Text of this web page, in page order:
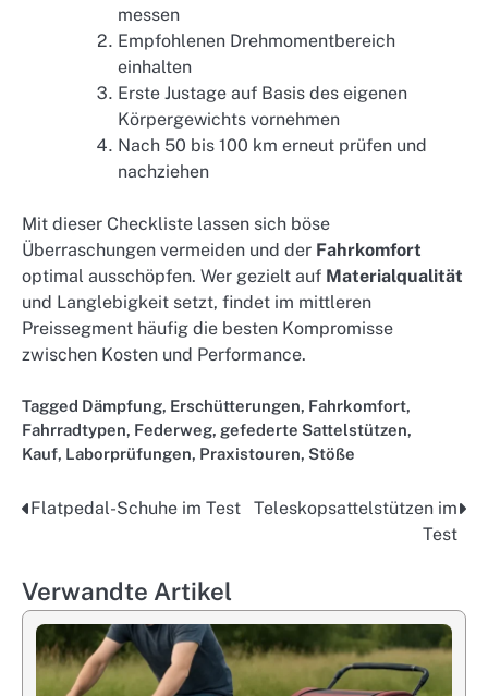
messen
Empfohlenen Drehmomentbereich
einhalten
Erste Justage auf Basis des eigenen
Körpergewichts vornehmen
Nach 50 bis 100 km erneut prüfen und
nachziehen
Mit dieser Checkliste lassen sich böse
Überraschungen vermeiden und der Fahrkomfort
optimal ausschöpfen. Wer gezielt auf Materialqualität
und Langlebigkeit setzt, findet im mittleren
Preissegment häufig die besten Kompromisse
zwischen Kosten und Performance.
Tagged Dämpfung, Erschütterungen, Fahrkomfort,
Fahrradtypen, Federweg, gefederte Sattelstützen,
Kauf, Laborprüfungen, Praxistouren, Stöße
Post
Flatpedal-Schuhe im Test
Teleskopsattelstützen im
Test
Verwandte Artikel